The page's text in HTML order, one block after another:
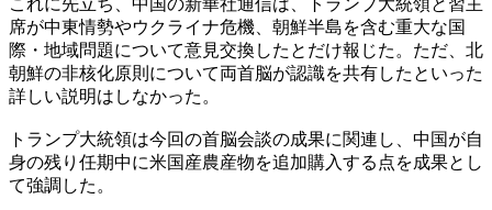
席が中東情勢やウクライナ危機、朝鮮半島を含む重大な国
際・地域問題について意見交換したとだけ報じた。ただ、北
朝鮮の非核化原則について両首脳が認識を共有したといった
詳しい説明はしなかった。
トランプ大統領は今回の首脳会談の成果に関連し、中国が自
身の残り任期中に米国産農産物を追加購入する点を成果とし
て強調した。